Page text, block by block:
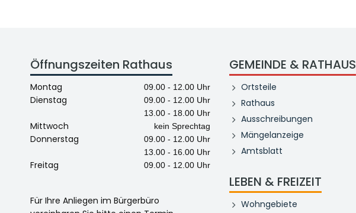
Öffnungszeiten Rathaus
Montag 09.00 - 12.00 Uhr
Dienstag
09.00 - 12.00 Uhr
13.00 - 18.00 Uhr
Mittwoch kein Sprechtag
Donnerstag
09.00 - 12.00 Uhr
13.00 - 16.00 Uhr
Freitag 09.00 - 12.00 Uhr
Für Ihre Anliegen im Bürgerbüro
GEMEINDE & RATHAUS
Ortsteile
Rathaus
Ausschreibungen
Mängelanzeige
Amtsblatt
LEBEN & FREIZEIT
Wohngebiete